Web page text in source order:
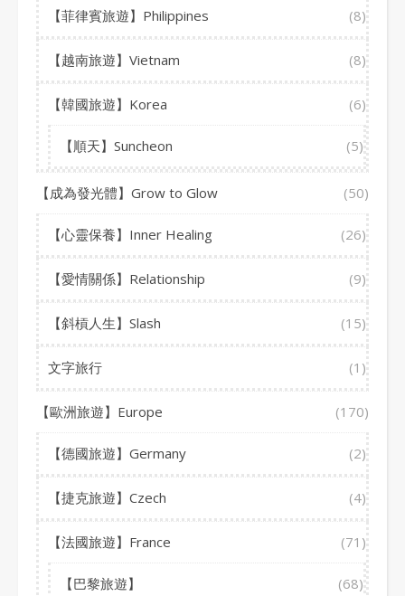
【菲律賓旅遊】Philippines (8)
【越南旅遊】Vietnam (8)
【韓國旅遊】Korea (6)
【順天】Suncheon (5)
【成為發光體】Grow to Glow (50)
【心靈保養】Inner Healing (26)
【愛情關係】Relationship (9)
【斜槓人生】Slash (15)
文字旅行 (1)
【歐洲旅遊】Europe (170)
【德國旅遊】Germany (2)
【捷克旅遊】Czech (4)
【法國旅遊】France (71)
【巴黎旅遊】 (68)